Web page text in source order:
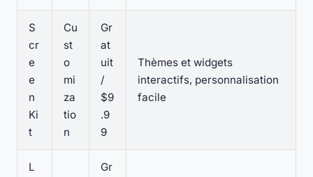
S
cr
e
e
n
Ki
t
Cu
st
o
mi
za
tio
n
Gr
at
uit
/
$9
.9
9
Thèmes et widgets
interactifs, personnalisation
facile
L
Gr